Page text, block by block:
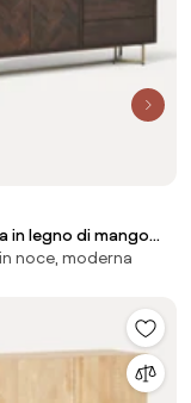
in legno di mango
spina di pesce Luca
noce, moderna